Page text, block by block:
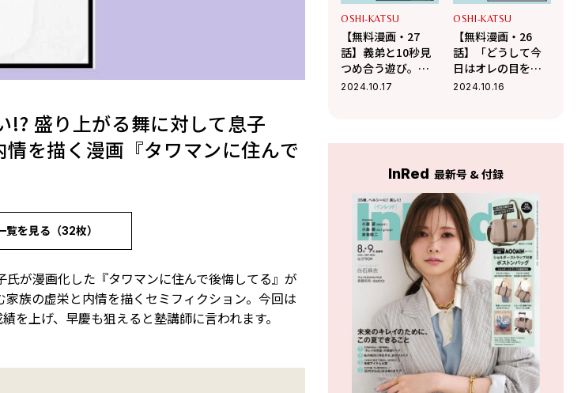
!? 盛り上がる舞に対して息子
を描く漫画『タワマンに住んで
覧を見る（32枚）
が漫画化した『タワマンに住んで後悔してる』が
族の虚栄と内情を描くセミフィクション。今回は
上げ、早慶も狙えると塾講師に言われます。
OSHI-KATSU
【無料漫画・27
話】義弟と10秒見
つめ合う遊び。意
地悪な提案はさら
ても誰かを好きに
か？アヤの選択』
2024.10.17
OSHI-KATSU
【無料漫画・26
話】「どうして今
日はオレの目を見
ないの？」『夫が
2024.10.16
InRed 最新号 & 付録